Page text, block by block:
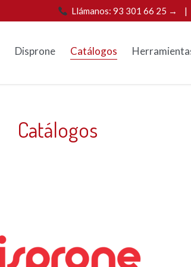
Llámanos: 93 301 66 25 → |
Disprone Catálogos
Catálogos